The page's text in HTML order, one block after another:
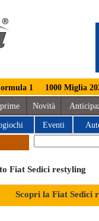
1 1000 Miglia
Novità
Eventi
Fiat Sedici restyling
Scopri la Fiat Sedici